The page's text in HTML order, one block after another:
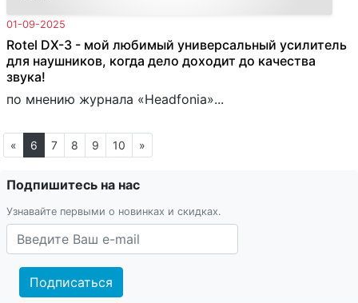
01-09-2025
Rotel DX-3 - мой любимый универсальный усилитель
для наушников, когда дело доходит до качества
звука!
по мнению журнала «Headfonia»...
« 6 7 8 9 10 »
Подпишитесь на нас
Узнавайте первыми о новинках и скидках.
Подписаться